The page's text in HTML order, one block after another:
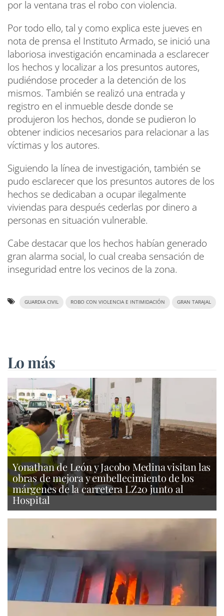
por la ventana tras el robo con violencia.
Por todo ello, tal y como explica este jueves en
nota de prensa el Instituto Armado, se inició una
laboriosa investigación encaminada a esclarecer
los hechos y localizar a los presuntos autores,
pudiéndose proceder a la detención de los
mismos. También se realizó una entrada y
registro en el inmueble desde donde se
produjeron los hechos, donde se pudieron lo
obtener indicios necesarios para relacionar a las
víctimas y los autores.
Siguiendo la línea de investigación, también se
pudo esclarecer que los presuntos autores de los
hechos se dedicaban a ocupar ilegalmente
viviendas para después cederlas por dinero a
personas en situación vulnerable.
Cabe destacar que los hechos habían generado
gran alarma social, lo cual creaba sensación de
inseguridad entre los vecinos de la zona.
GUARDIA CIVIL ROBO CON VIOLENCIA E INTIMIDACIÓN GRAN TARAJAL
Lo más
Yonathan de León y Jacobo Medina visitan las
obras de mejora y embellecimiento de los
márgenes de la carretera LZ20 junto al
Hospital